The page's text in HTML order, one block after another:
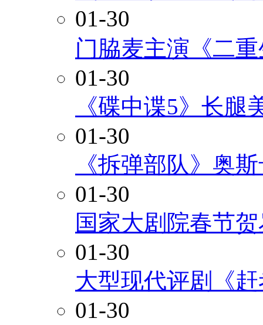
01-30
门脇麦主演《二
01-30
《碟中谍5》长腿
01-30
《拆弹部队》奥
01-30
国家大剧院春节
01-30
大型现代评剧《
01-30